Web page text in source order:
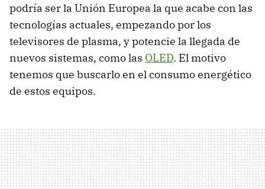
podría ser la Unión Europea la que acabe con las
tecnologías actuales, empezando por los
televisores de plasma, y potencie la llegada de
nuevos sistemas, como las OLED. El motivo
tenemos que buscarlo en el consumo energético
de estos equipos.